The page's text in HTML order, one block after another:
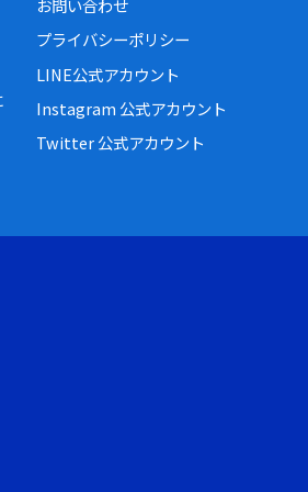
プライバシーポリシー
LINE公式アカウント
Instagram 公式アカウント
Twitter 公式アカウント